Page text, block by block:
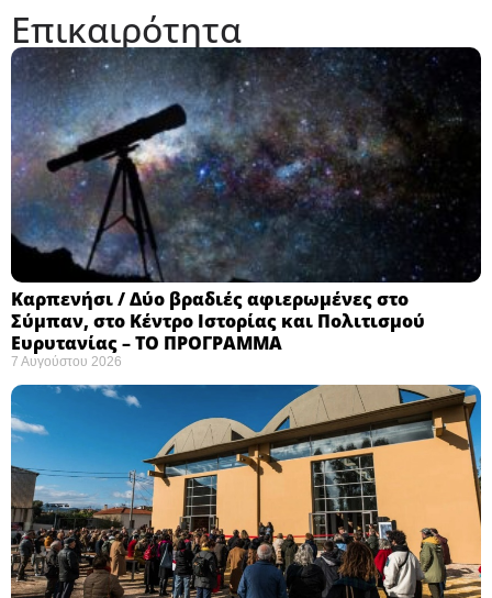
Επικαιρότητα
Καρπενήσι / Δύο βραδιές αφιερωμένες στο
Σύμπαν, στο Κέντρο Ιστορίας και Πολιτισμού
Ευρυτανίας – ΤΟ ΠΡΟΓΡΑΜΜΑ
7 Αυγούστου 2026